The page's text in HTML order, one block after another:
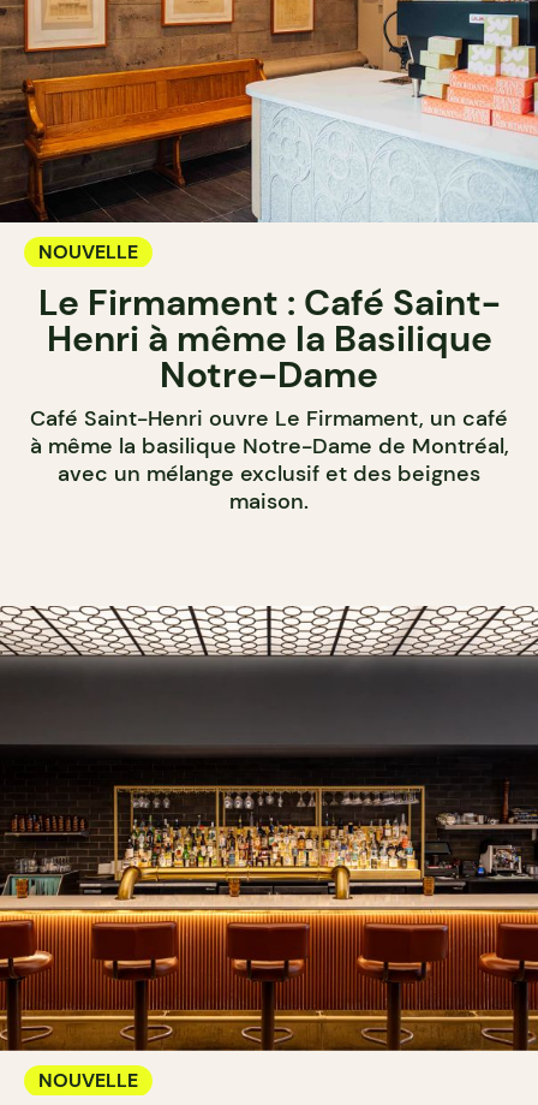
NOUVELLE
Le Firmament : Café Saint-
Henri à même la Basilique
Notre-Dame
Café Saint-Henri ouvre Le Firmament, un café
à même la basilique Notre-Dame de Montréal,
avec un mélange exclusif et des beignes
maison.
NOUVELLE